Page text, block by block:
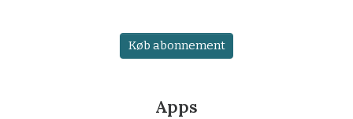
Køb abonnement
Apps